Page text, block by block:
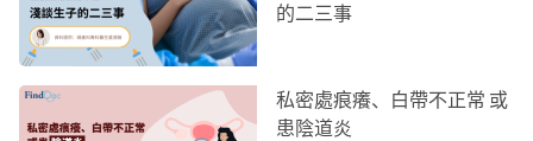
的二三事
私密處痕癢、白帶不正常 或
患陰道炎